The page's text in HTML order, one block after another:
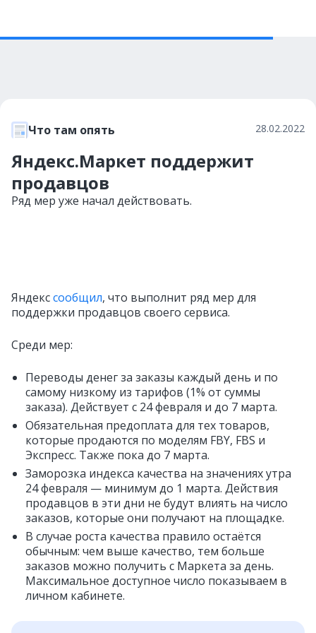
Что там опять 28.02.2022
Яндекс.Маркет поддержит
продавцов
Ряд мер уже начал действовать.
Яндекссообщил, что выполнит ряд мер для
поддержки продавцов своего сервиса.
Среди мер:
Переводы денег за заказы каждый день и по
самому низкому из тарифов (1% от суммы
заказа). Действует с 24 февраля и до 7 марта.
Обязательная предоплата для тех товаров,
которые продаются по моделям FBY, FBS и
Экспресс. Также пока до 7 марта.
Заморозка индекса качества на значениях утра
24 февраля — минимум до 1 марта. Действия
продавцов в эти дни не будут влиять на число
заказов, которые они получают на площадке.
В случае роста качества правило остаётся
обычным: чем выше качество, тем больше
заказов можно получить с Маркета за день.
Максимальное доступное число показываем в
личном кабинете.